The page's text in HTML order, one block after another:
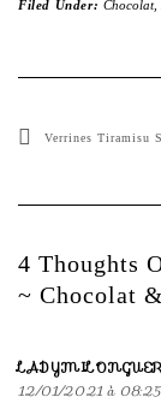
Filed Under: Chocolat,
Verrines Tiramisu
4 Thoughts
~ Chocolat
12/01/2021 à 08:25